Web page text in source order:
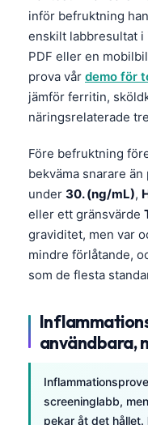
inför befruktning
enskilt labbresultat i
PDF eller en
prova vår demo för
jämför ferritin,
näringsrelaterade
Före befruktning
bekväma snarare
under 30. (ng/mL),
eller ett gränsvärde
graviditet, men var
mindre förlåtande,
som de flesta
användbara,
screeninglabb,
pekar åt det hållet.
简体中文
Dansk
Nederlands
Bahasa
Հայերեն
Íslenska
Српски језик
Bosanski
Azərbaycan dili
Eesti
日本語
Čeština
ქართული